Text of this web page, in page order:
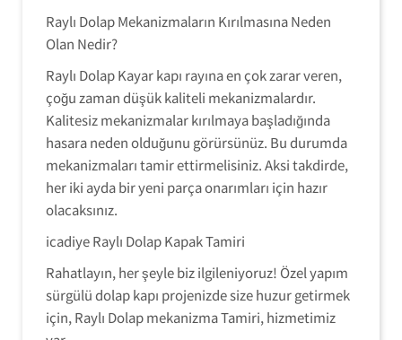
Raylı Dolap Mekanizmaların Kırılmasına Neden
Olan Nedir?
Raylı Dolap Kayar kapı rayına en çok zarar veren,
çoğu zaman düşük kaliteli mekanizmalardır.
Kalitesiz mekanizmalar kırılmaya başladığında
hasara neden olduğunu görürsünüz. Bu durumda
mekanizmaları tamir ettirmelisiniz. Aksi takdirde,
her iki ayda bir yeni parça onarımları için hazır
olacaksınız.
icadiye Raylı Dolap Kapak Tamiri
Rahatlayın, her şeyle biz ilgileniyoruz! Özel yapım
sürgülü dolap kapı projenizde size huzur getirmek
için, Raylı Dolap mekanizma Tamiri, hizmetimiz